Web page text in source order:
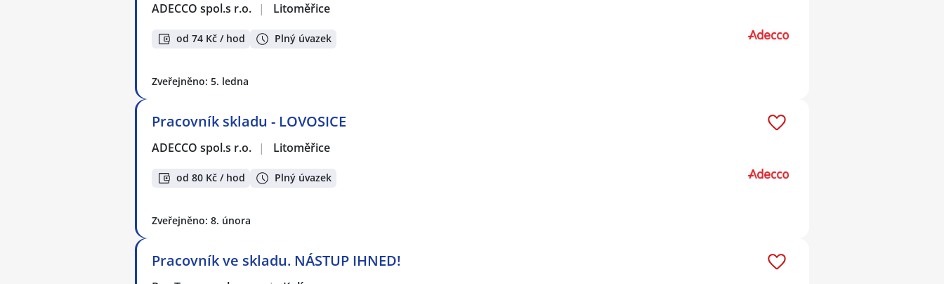
ADECCO spol.s r.o. | Litoměřice
od 74 Kč / hod Plný úvazek
Zveřejněno: 5. ledna
Pracovník skladu - LOVOSICE
ADECCO spol.s r.o. | Litoměřice
od 80 Kč / hod Plný úvazek
Zveřejněno: 8. února
Pracovník ve skladu. NÁSTUP IHNED!